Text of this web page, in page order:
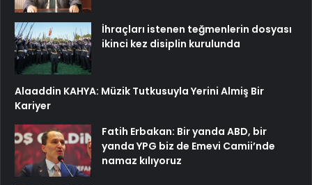
İhraçları istenen teğmenlerin dosyası
ikinci kez disiplin kurulunda
Alaaddin KAHYA: Müzik Tutkusuyla Yerini Almiş Bir
Kariyer
Fatih Erbakan: Bir yanda ABD, bir
yanda YPG biz de Emevi Camii’nde
namaz kılıyoruz